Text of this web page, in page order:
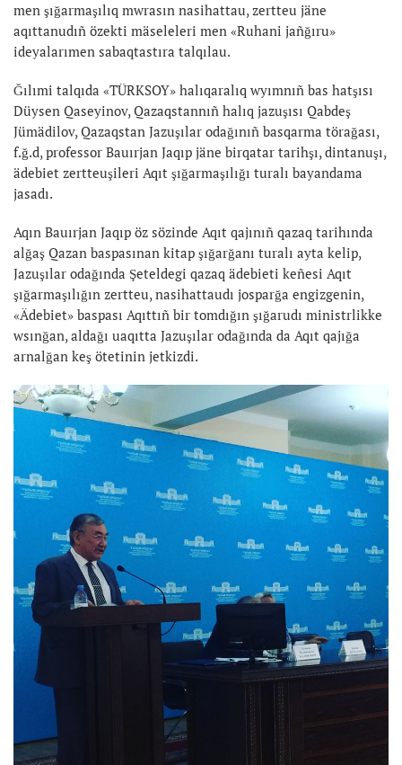
men şığarmaşılıq mwrasın nasihattau, zertteu jäne
aqıttanudıñ özekti mäseleleri men «Ruhani jañğıru»
ideyalarımen sabaqtastıra talqılau.
Ğılımi talqıda «TÜRKSOY» halıqaralıq wyımnıñ bas hatşısı
Düysen Qaseyinov, Qazaqstannıñ halıq jazuşısı Qabdeş
Jümädilov, Qazaqstan Jazuşılar odağınıñ basqarma törağası,
f.ğ.d, professor Bauırjan Jaqıp jäne birqatar tarihşı, dintanuşı,
ädebiet zertteuşileri Aqıt şığarmaşılığı turalı bayandama
jasadı.
Aqın Bauırjan Jaqıp öz sözinde Aqıt qajınıñ qazaq tarihında
alğaş Qazan baspasınan kitap şığarğanı turalı ayta kelip,
Jazuşılar odağında Şeteldegi qazaq ädebieti keñesi Aqıt
şığarmaşılığın zertteu, nasihattaudı josparğa engizgenin,
«Ädebiet» baspası Aqıttıñ bir tomdığın şığarudı ministrlikke
wsınğan, aldağı uaqıtta Jazuşılar odağında da Aqıt qajığa
arnalğan keş ötetinin jetkizdi.